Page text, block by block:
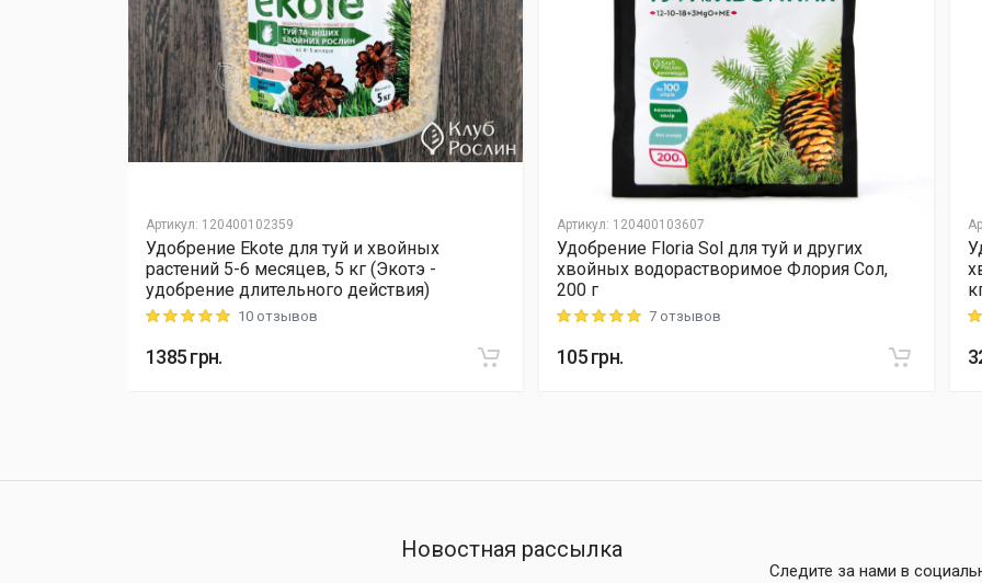
Артикул: 120400102359
Удобрение Ekote для туй и хвойных
растений 5-6 месяцев, 5 кг (Экотэ -
удобрение длительного действия)
Rating: 5 out of 510 отзывов
1385грн.
Артикул: 120400103607
Удобрение Floria Sol для туй и других
хвойных водорастворимое Флория Сол,
200 г
Rating: 5 out of 57 отзывов
105грн.
Новостная рассылка
Следите за нами в